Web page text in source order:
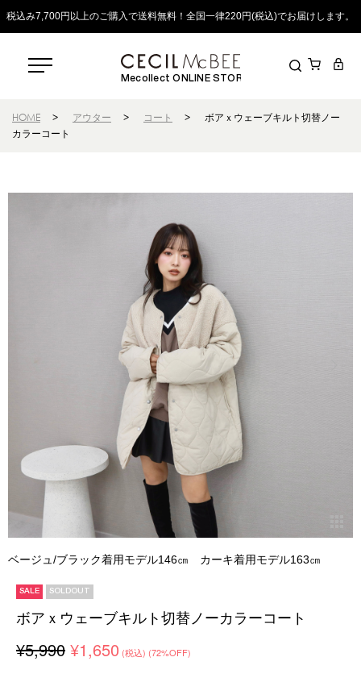
税込み7,700円以上のご購入で送料無料！全国一律220円(税込)でお届けします。
Mecollect ONLINE STORE
HOME > アウター > コート >
ボアｘウェーブキルト切替ノー
カラーコート
ベージュ/ブラック着用モデル146㎝ カーキ着用モデル163㎝
SALE SOLDOUT
ボアｘウェーブキルト切替ノーカラーコート
¥5,990 ¥1,650 (税込) (72%OFF)